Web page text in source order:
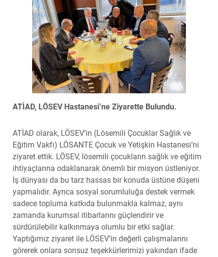
ATİAD, LÖSEV Hastanesi’ne Ziyarette Bulundu.
ATİAD olarak, LÖSEV’in (Lösemili Çocuklar Sağlık ve
Eğitim Vakfı) LÖSANTE Çocuk ve Yetişkin Hastanesi’ni
ziyaret ettik. LÖSEV, lösemili çocukların sağlık ve eğitim
ihtiyaçlarına odaklanarak önemli bir misyon üstleniyor.
İş dünyası da bu tarz hassas bir konuda üstüne düşeni
yapmalıdır. Ayrıca sosyal sorumluluğa destek vermek
sadece topluma katkıda bulunmakla kalmaz, aynı
zamanda kurumsal itibarlarını güçlendirir ve
sürdürülebilir kalkınmaya olumlu bir etki sağlar.
Yaptığımız ziyaret ile LÖSEV’in değerli çalışmalarını
görerek onlara sonsuz teşekkürlerimizi yakından ifade